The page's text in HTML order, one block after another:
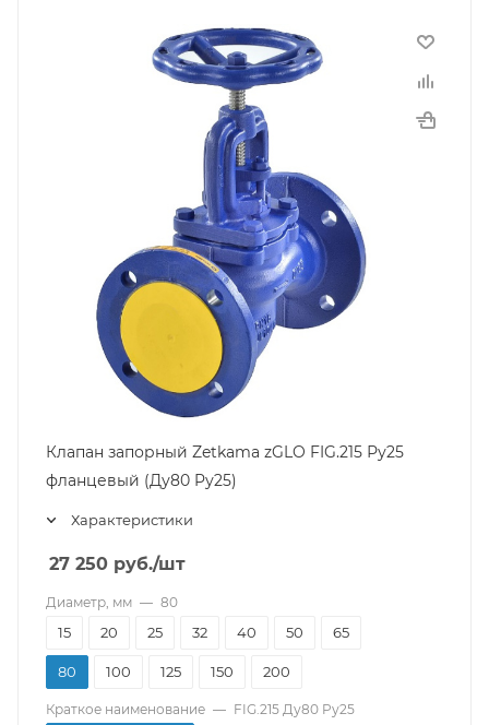
Клапан запорный Zetkama zGLO FIG.215 Ру25
фланцевый (Ду80 Pу25)
Характеристики
27 250 руб./шт
Диаметр, мм — 80
15 20 25 32 40 50 65
80 100 125 150 200
Краткое наименование — FIG.215 Ду80 Pу25